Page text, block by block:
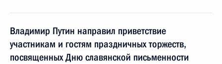
Владимир Путин направил приветствие
участникам и гостям праздничных торжеств,
посвященных Дню славянской письменности